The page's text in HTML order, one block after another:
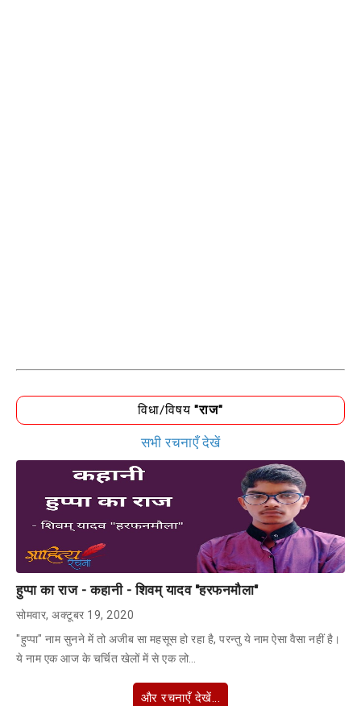
विधा/विषय"राज"
सभी रचनाएँ देखें
हुप्पा का राज - कहानी - शिवम् यादव "हरफनमौला"
सोमवार, अक्टूबर 19, 2020
"हुप्पा" नाम सुनने में तो अजीब सा महसूस हो रहा है, परन्तु ये नाम ऐसा वैसा नहीं है।
ये नाम एक आज के चर्चित खेलों में से एक लो…
और रचनाएँ देखें...